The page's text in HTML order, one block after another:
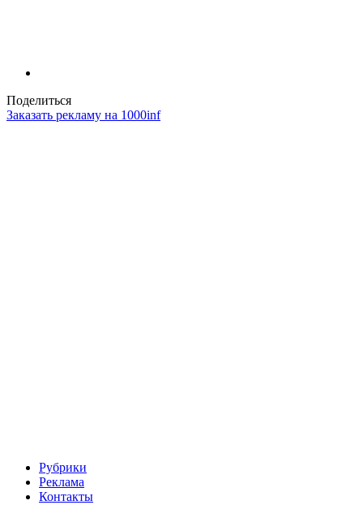
Поделиться
Заказать рекламу на 1000inf
Рубрики
Реклама
Контакты